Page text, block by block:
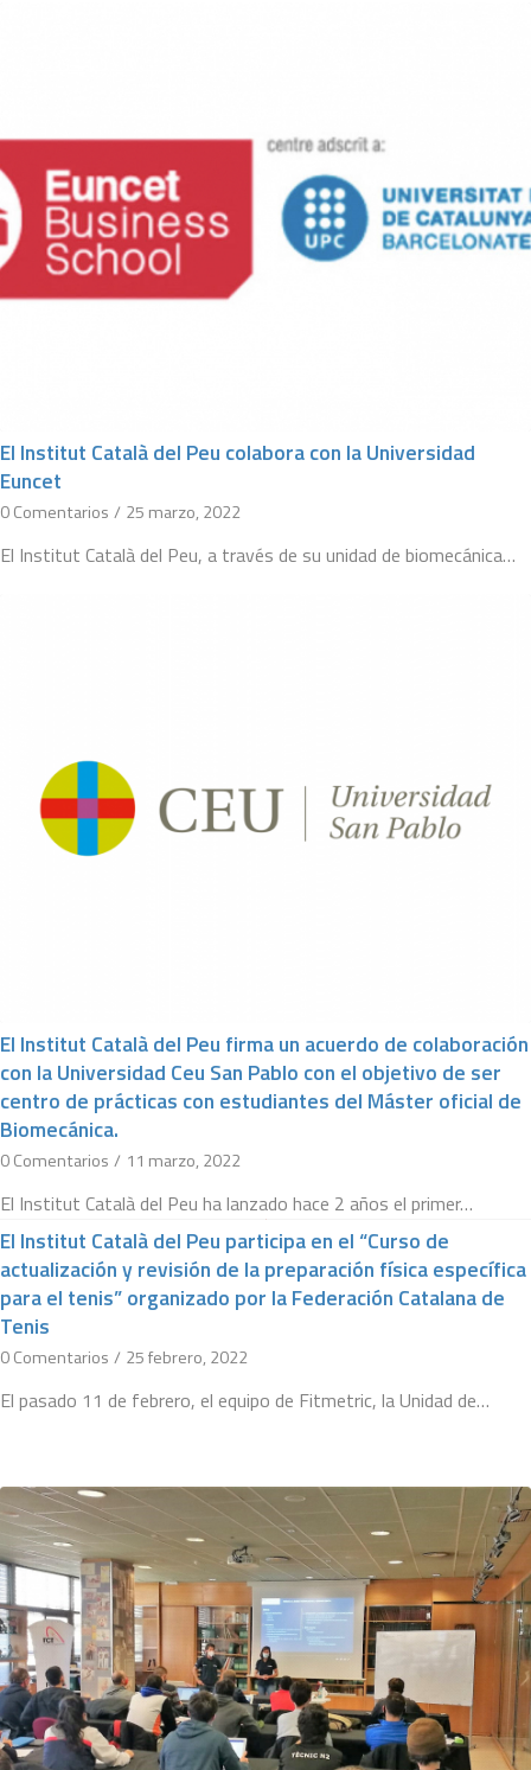
El Institut Català del Peu colabora con la Universidad
Euncet
0 Comentarios / 25 marzo, 2022
El Institut Català del Peu, a través de su unidad de biomecánica…
El Institut Català del Peu firma un acuerdo de colaboración
con la Universidad Ceu San Pablo con el objetivo de ser
centro de prácticas con estudiantes del Máster oficial de
Biomecánica.
0 Comentarios / 11 marzo, 2022
El Institut Català del Peu ha lanzado hace 2 años el primer…
El Institut Català del Peu participa en el “Curso de
actualización y revisión de la preparación física específica
para el tenis” organizado por la Federación Catalana de
Tenis
0 Comentarios / 25 febrero, 2022
El pasado 11 de febrero, el equipo de Fitmetric, la Unidad de…